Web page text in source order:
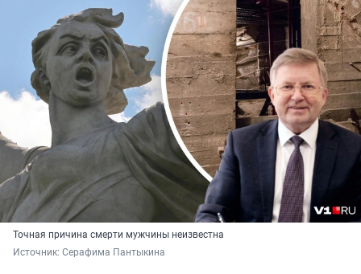
Точная причина смерти мужчины неизвестна
Источник: Серафима Пантыкина